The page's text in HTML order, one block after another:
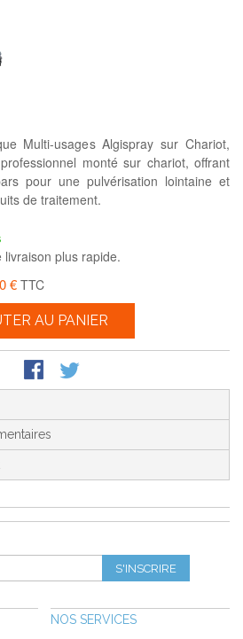
Multi-usages Algispray sur Chariot,
monté sur chariot, offrant
pour une pulvérisation lointaine et
de traitement.
plus rapide.
€ TTC
AU PANIER
S'INSCRIRE
NOS SERVICES